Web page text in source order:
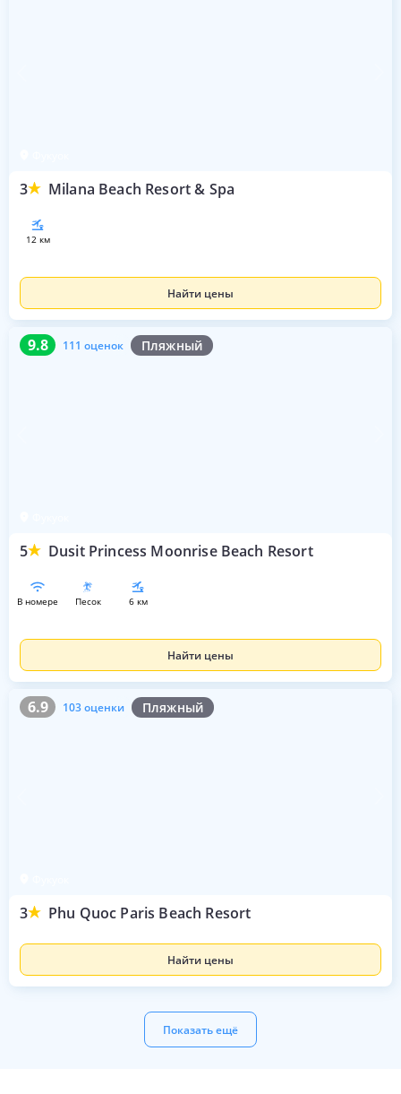
3 Milana Beach Resort & Spa
12 км
Найти цены
9.8 111 оценок Пляжный
5 Dusit Princess Moonrise Beach Resort
9.8 111 оценок
в номере песок 6 км
Найти цены
6.9 103 оценки Пляжный
3 Phu Quoc Paris Beach Resort
6.9 103 оценки
Найти цены
Показать ещё